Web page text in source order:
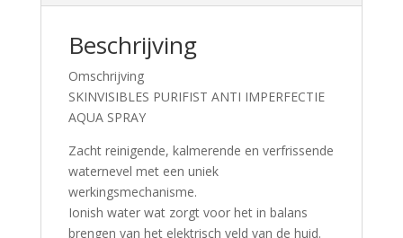
Beschrijving
Omschrijving
SKINVISIBLES PURIFIST ANTI IMPERFECTIE
AQUA SPRAY
Zacht reinigende, kalmerende en verfrissende
waternevel met een uniek
werkingsmechanisme.
Ionish water wat zorgt voor het in balans
brengen van het elektrisch veld van de huid.